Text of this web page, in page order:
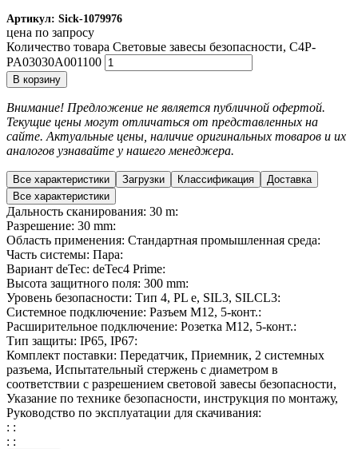
Артикул: Sick-1079976
цена по запросу
Количество товара Световые завесы безопасности, C4P-
PA03030A001100
В корзину
Внимание! Предложение не является публичной офертой.
Текущие цены могут отличаться от представленных на
сайте. Актуальные цены, наличие оригинальных товаров и их
аналогов узнавайте у нашего менеджера.
Все характеристики Загрузки Классификация
Доставка
Все характеристики
Дальность сканирования: 30 m:
Разрешение: 30 mm:
Область применения: Стандартная промышленная среда:
Часть системы: Пара:
Вариант deTec: deTec4 Prime:
Высота защитного поля: 300 mm:
Уровень безопасности: Тип 4, PL e, SIL3, SILCL3:
Системное подключение: Разъем M12, 5-конт.:
Расширительное подключение: Розетка M12, 5-конт.:
Тип защиты: IP65, IP67:
Комплект поставки: Передатчик, Приемник, 2 системных
разъема, Испытательный стержень с диаметром в
соответствии с разрешением световой завесы безопасности,
Указание по технике безопасности, инструкция по монтажу,
Руководство по эксплуатации для скачивания:
: :
: :